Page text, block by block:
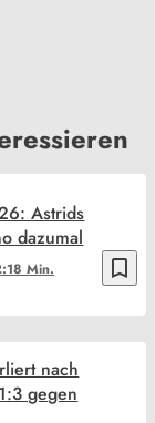
bookmark_border
Min.
Astrids
dazumal
nach
gegen